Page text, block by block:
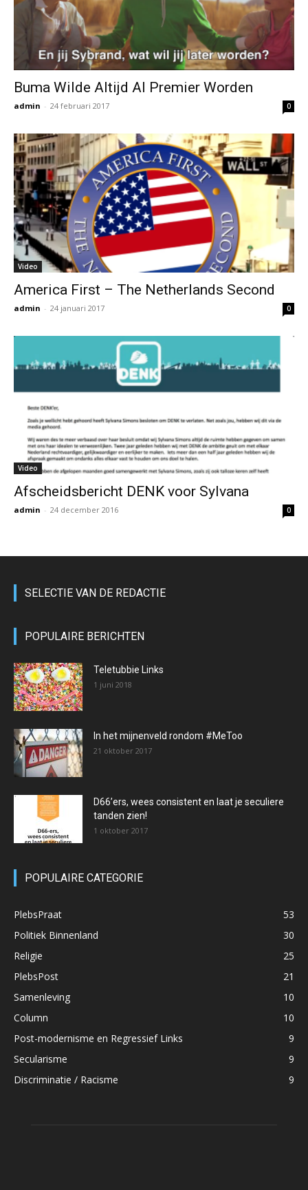
Buma Wilde Altijd Al Premier Worden
admin - 24 februari 2017 0
Video
America First – The Netherlands Second
admin - 24 januari 2017 0
Video
Afscheidsbericht DENK voor Sylvana
admin - 24 december 2016 0
SELECTIE VAN DE REDACTIE
POPULAIRE BERICHTEN
Teletubbie Links
1 juni 2018
In het mijnenveld rondom #MeToo
21 oktober 2017
D66’ers, wees consistent en laat je seculiere
tanden zien!
1 oktober 2017
POPULAIRE CATEGORIE
PlebsPraat
53
Politiek Binnenland
30
Religie
25
PlebsPost
21
Samenleving
10
Column
10
Post-modernisme en Regressief Links
9
Secularisme
9
Discriminatie / Racisme
9